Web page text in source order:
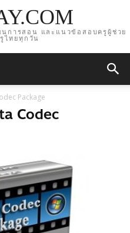
การสอน และแนวข้อสอบครูผู้ช่วย
ไทยทุกวัน
Package
Codec